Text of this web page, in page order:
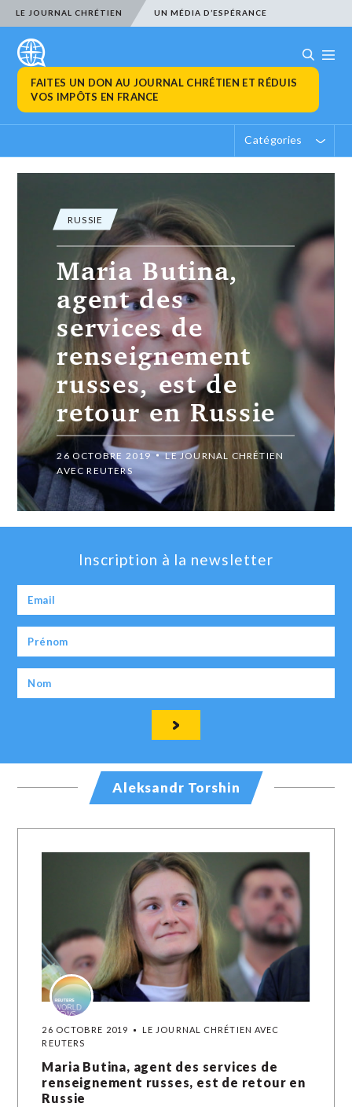
LE JOURNAL CHRÉTIEN UN MÉDIA D’ESPÉRANCE
FAITES UN DON AU JOURNAL CHRÉTIEN ET RÉDUIS
VOS IMPÔTS EN FRANCE
Catégories
RUSSIE
Maria Butina,
agent des
services de
renseignement
russes, est de
retour en Russie
26 OCTOBRE 2019
LE JOURNAL CHRÉTIEN
AVEC REUTERS
Inscription à la newsletter
Aleksandr Torshin
26 OCTOBRE 2019
LE JOURNAL CHRÉTIEN AVEC
REUTERS
Maria Butina, agent des services de
renseignement russes, est de retour en
Russie